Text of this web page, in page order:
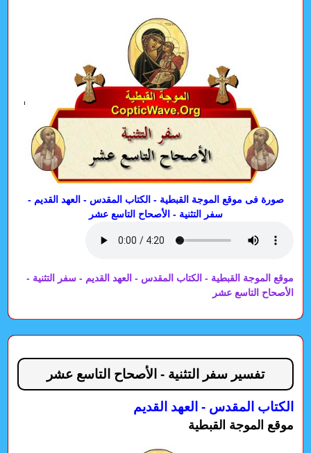
صورة فى موقع الموجة القبطية - الكتاب المقدس - العهد القديم -
سفر التثنية - الأصحاح التاسع عشر
موقع الموجة القبطية - الكتاب المقدس - العهد القديم - سفر التثنية -
الأصحاح التاسع عشر
تفسير سفر التثنية - الأصحاح التاسع عشر
الكتاب المقدس - العهد القديم
موقع الموجة القبطية